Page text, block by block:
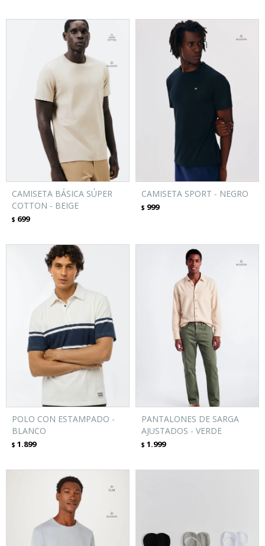
CAMISETA BÁSICA SÚPER
COTTON - BEIGE
$ 699
CAMISETA SPORT - NEGRO
$ 999
POLO CON ESTAMPADO -
BLANCO
$ 1.899
PANTALONES DE SARGA
AJUSTADOS - VERDE
$ 1.999